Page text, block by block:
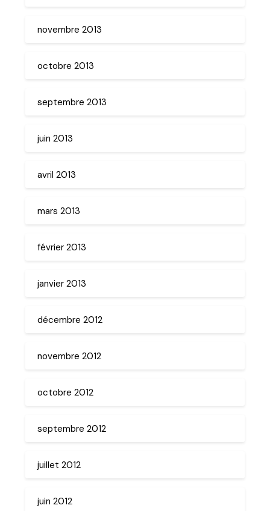
novembre 2013
octobre 2013
septembre 2013
juin 2013
avril 2013
mars 2013
février 2013
janvier 2013
décembre 2012
novembre 2012
octobre 2012
septembre 2012
juillet 2012
juin 2012